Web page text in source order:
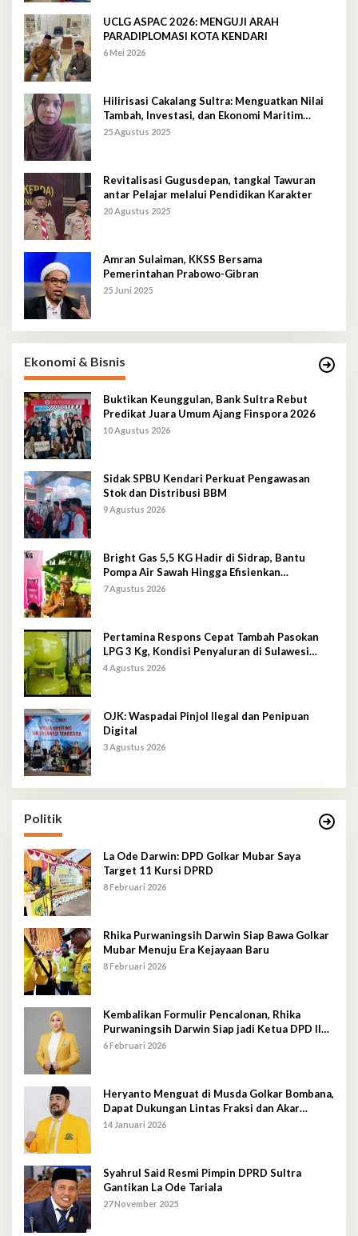
UCLG ASPAC 2026: MENGUJI ARAH
PARADIPLOMASI KOTA KENDARI
6 Mei 2026
Hilirisasi Cakalang Sultra: Menguatkan Nilai
Tambah, Investasi, dan Ekonomi Maritim
Berkelanjutan
25 Agustus 2025
Revitalisasi Gugusdepan, tangkal Tawuran
antar Pelajar melalui Pendidikan Karakter
20 Agustus 2025
Amran Sulaiman, KKSS Bersama
Pemerintahan Prabowo-Gibran
25 Juni 2025
Ekonomi & Bisnis
Buktikan Keunggulan, Bank Sultra Rebut
Predikat Juara Umum Ajang Finspora 2026
10 Agustus 2026
Sidak SPBU Kendari Perkuat Pengawasan
Stok dan Distribusi BBM
9 Agustus 2026
Bright Gas 5,5 KG Hadir di Sidrap, Bantu
Pompa Air Sawah Hingga Efisienkan
Penyaluran Elpiji 3 Kg
7 Agustus 2026
Pertamina Respons Cepat Tambah Pasokan
LPG 3 Kg, Kondisi Penyaluran di Sulawesi
Selatan Berlangsung Kondusif
4 Agustus 2026
OJK: Waspadai Pinjol Ilegal dan Penipuan
Digital
3 Agustus 2026
Politik
La Ode Darwin: DPD Golkar Mubar Saya
Target 11 Kursi DPRD
8 Februari 2026
Rhika Purwaningsih Darwin Siap Bawa Golkar
Mubar Menuju Era Kejayaan Baru
8 Februari 2026
Kembalikan Formulir Pencalonan, Rhika
Purwaningsih Darwin Siap jadi Ketua DPD II
Golkar Mubar
6 Februari 2026
Heryanto Menguat di Musda Golkar Bombana,
Dapat Dukungan Lintas Fraksi dan Akar
Rumput
14 Januari 2026
Syahrul Said Resmi Pimpin DPRD Sultra
Gantikan La Ode Tariala
27 November 2025